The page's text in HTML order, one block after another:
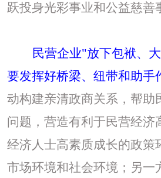
跃投身光彩事业和公益慈善
民营企业"放下包袱、
要发挥好桥梁、纽带和助手
动构建亲清政商关系，帮助
问题，营造有利于民营经济
经济人士高素质成长的政策
市场环境和社会环境；另一